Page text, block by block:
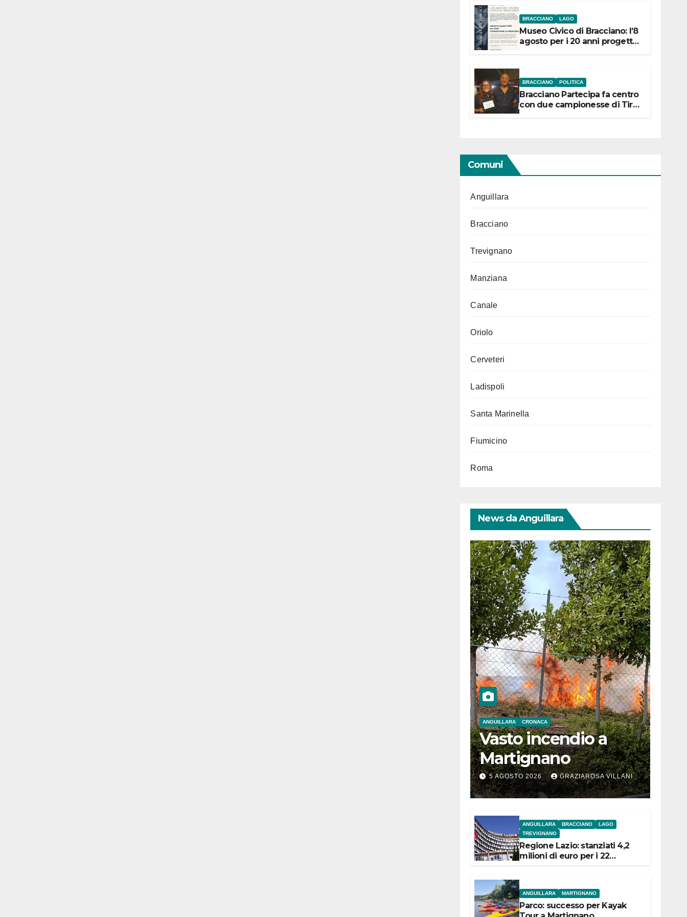
BRACCIANO LAGO
Museo Civico di Bracciano: l’8
agosto per i 20 anni progetto
BRACCIANO POLITICA
Bracciano Partecipa fa centro
con due campionesse di Tiro
Comuni
Anguillara
Bracciano
Trevignano
Manziana
Canale
Oriolo
Cerveteri
Ladispoli
Santa Marinella
Fiumicino
Roma
News da Anguillara
ANGUILLARA CRONACA
Vasto incendio a
Martignano
5 AGOSTO 2026 GRAZIAROSA VILLANI
ANGUILLARA BRACCIANO
LAGO
TREVIGNANO
Regione Lazio: stanziati 4,2
milioni di euro per i 22
ANGUILLARA MARTIGNANO
Parco: successo per Kayak